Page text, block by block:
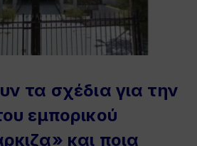
τα σχέδια για την
εμπορικού
και ποια